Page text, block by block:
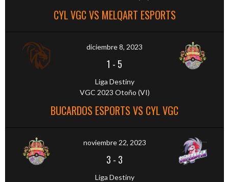
CYL VGC VS MELQART ESPORTS
diciembre 8, 2023
1 - 5
Liga Destiny
VGC 2023 Otoño (VI)
BUCARDOS ESPORTS VS CYL VGC
noviembre 22, 2023
3 - 3
Liga Destiny